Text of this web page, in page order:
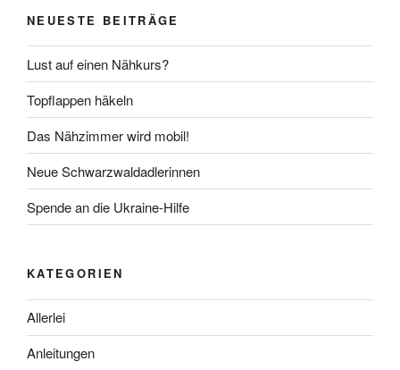
NEUESTE BEITRÄGE
Lust auf einen Nähkurs?
Topflappen häkeln
Das Nähzimmer wird mobil!
Neue Schwarzwaldadlerinnen
Spende an die Ukraine-Hilfe
KATEGORIEN
Allerlei
Anleitungen